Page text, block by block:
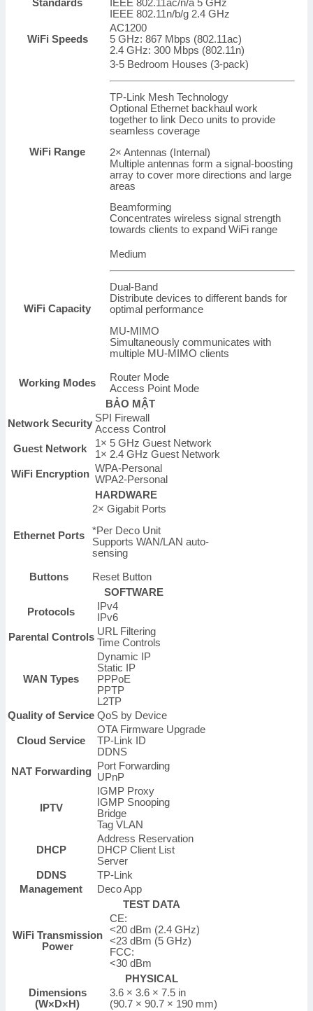
Pack
số
Standards
IEEE 802.11ac/n/a 5 GHz
IEEE 802.11n/b/g 2.4 GHz
WiFi Speeds
AC1200
5 GHz: 867 Mbps (802.11ac)
2.4 GHz: 300 Mbps (802.11n)
WiFi Range
3-5 Bedroom Houses (3-pack)
TP-Link Mesh Technology
Optional Ethernet backhaul work
together to link Deco units to provide
seamless coverage
2× Antennas (Internal)
Multiple antennas form a signal-boosting
array to cover more directions and large
areas
Beamforming
Concentrates wireless signal strength
towards clients to expand WiFi range
WiFi Capacity
Medium
Dual-Band
Distribute devices to different bands for
optimal performance
MU-MIMO
Simultaneously communicates with
multiple MU-MIMO clients
Working Modes
Router Mode
Access Point Mode
BẢO MẬT
Network Security SPI Firewall
Access Control
Guest Network
1× 5 GHz Guest Network
1× 2.4 GHz Guest Network
WiFi Encryption WPA-Personal
WPA2-Personal
HARDWARE
Ethernet Ports
2× Gigabit Ports
*Per Deco Unit
Supports WAN/LAN auto-
sensing
Buttons
Reset Button
SOFTWARE
Protocols
IPv4
IPv6
Parental Controls URL Filtering
Time Controls
WAN Types
Dynamic IP
Static IP
PPPoE
PPTP
L2TP
Quality of Service QoS by Device
Cloud Service
OTA Firmware Upgrade
TP-Link ID
DDNS
NAT Forwarding
Port Forwarding
UPnP
IPTV
IGMP Proxy
IGMP Snooping
Bridge
Tag VLAN
DHCP
Address Reservation
DHCP Client List
Server
DDNS
TP-Link
Management
Deco App
TEST DATA
WiFi Transmission
Power
CE:
<20 dBm (2.4 GHz)
<23 dBm (5 GHz)
FCC:
<30 dBm
PHYSICAL
Dimensions
(W×D×H)
3.6 × 3.6 × 7.5 in
(90.7 × 90.7 × 190 mm)